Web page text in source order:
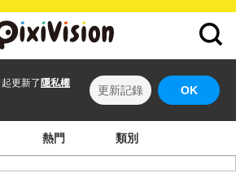
更新了 隱私權
更新記錄 OK
熱門 類別